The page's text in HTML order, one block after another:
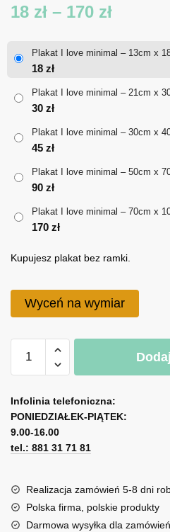
18 zł – 170 złZakres
18 zł
Plakat I love minimal – 13cm x
18 zł
Plakat I love minimal – 21cm x
30 zł
Plakat I love minimal – 30cm x
45 zł
Plakat I love minimal – 50cm x
90 zł
Plakat I love minimal – 70cm x
170 zł
Kupujesz plakat bez ramki.
Wyceń na wymiar
Plakat
love
minimal
l
t
e
r
a
t
i
Infolinia telefoniczna:
PONIEDZIAŁEK-PIĄTEK:
9.00-16.00
tel.: 881 31 71 81
Realizacja zamówień 5-8 dni
Polska firma, polskie produkty
Darmowa wysyłka dla